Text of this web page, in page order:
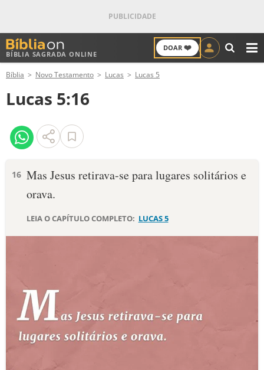
BÍBLIA SAGRADA ONLINE
DOAR ❤️
ANTIGO TESTAMENTO
NOVO TESTAMENTO
VERSÍCULOS
PALAVRA DO DIA
10 MANDAMENTOS
ESTUDOS BÍBLICOS
ESBOÇOS DE PREGAÇÃO
Bíblia Novo Testamento Lucas Lucas 5
Lucas 5:16
16 Mas Jesus retirava-se para lugares solitários e
orava.
LEIA O CAPÍTULO COMPLETO: LUCAS 5